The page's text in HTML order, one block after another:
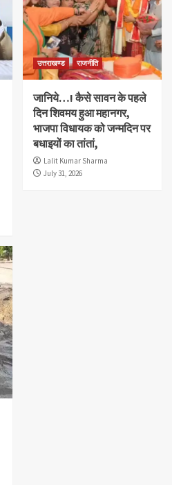
उत्तराखण्ड राजनीति
जानिये…! कैसे सावन के पहले
दिन शिवमय हुआ महानगर,
भाजपा विधायक को जन्मदिन पर
बधाइयों का तांतां,
Lalit Kumar Sharma
July 31, 2026